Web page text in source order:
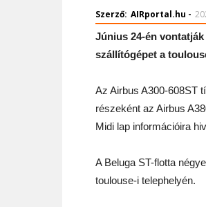
Szerző: AIRportal.hu -
Június 24-én
szállítógépet a
Az Airbus A300-608ST
részeként az Airbus
Midi lap információira
A Beluga ST-flotta
toulouse-i telephelyén.